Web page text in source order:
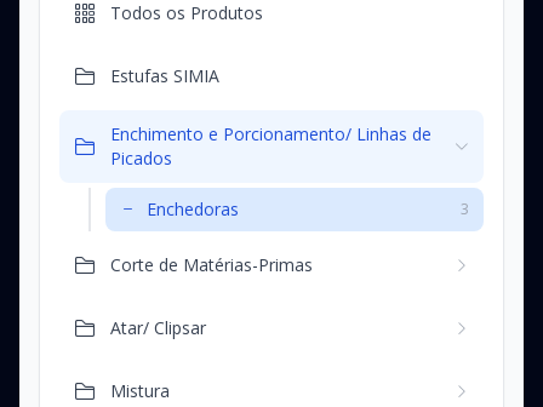
Todos os Produtos
Estufas SIMIA
Enchimento e Porcionamento/ Linhas de
Picados
Enchedoras 3
Corte de Matérias-Primas
Atar/ Clipsar
Mistura